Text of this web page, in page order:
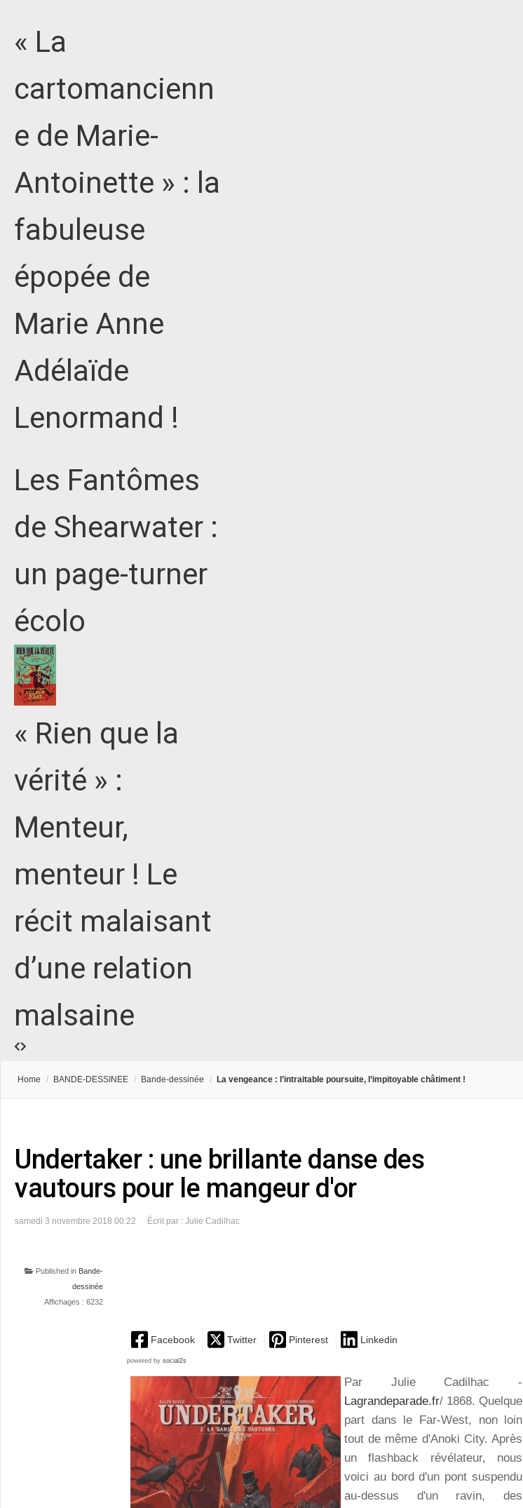
« La
cartomancienn
e de Marie-
Antoinette » : la
fabuleuse
épopée de
Marie Anne
Adélaïde
Lenormand !
Les Fantômes
de Shearwater :
un page-turner
écolo
« Rien que la
vérité » :
Menteur,
menteur ! Le
récit malaisant
d’une relation
malsaine
Home / BANDE-DESSINEE / Bande-dessinée / La vengeance : l’intraitable poursuite, l’impitoyable châtiment !
Undertaker : une brillante danse des
vautours pour le mangeur d'or
samedi 3 novembre 2018 00:22 Écrit par : Julie Cadilhac
Published in Bande-
dessinée
Affichages : 6232
Facebook Twitter Pinterest Linkedin
powered by social2s
Par Julie Cadilhac -
Lagrandeparade.fr/ 1868. Quelque
part dans le Far-West, non loin
tout de même d'Anoki City. Après
un flashback révélateur, nous
voici au bord d'un pont suspendu
au-dessus d'un ravin, des